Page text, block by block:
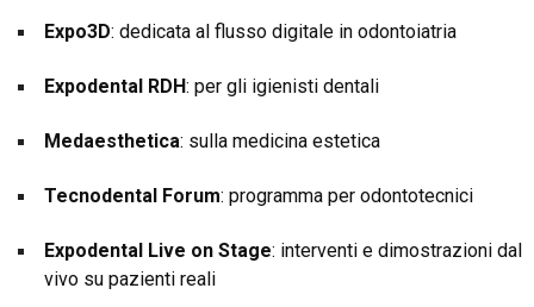
Expo3D: dedicata al flusso digitale in odontoiatria
Expodental RDH: per gli igienisti dentali
Medaesthetica: sulla medicina estetica
Tecnodental Forum: programma per odontotecnici
Expodental Live on Stage: interventi e dimostrazioni dal
vivo su pazienti reali